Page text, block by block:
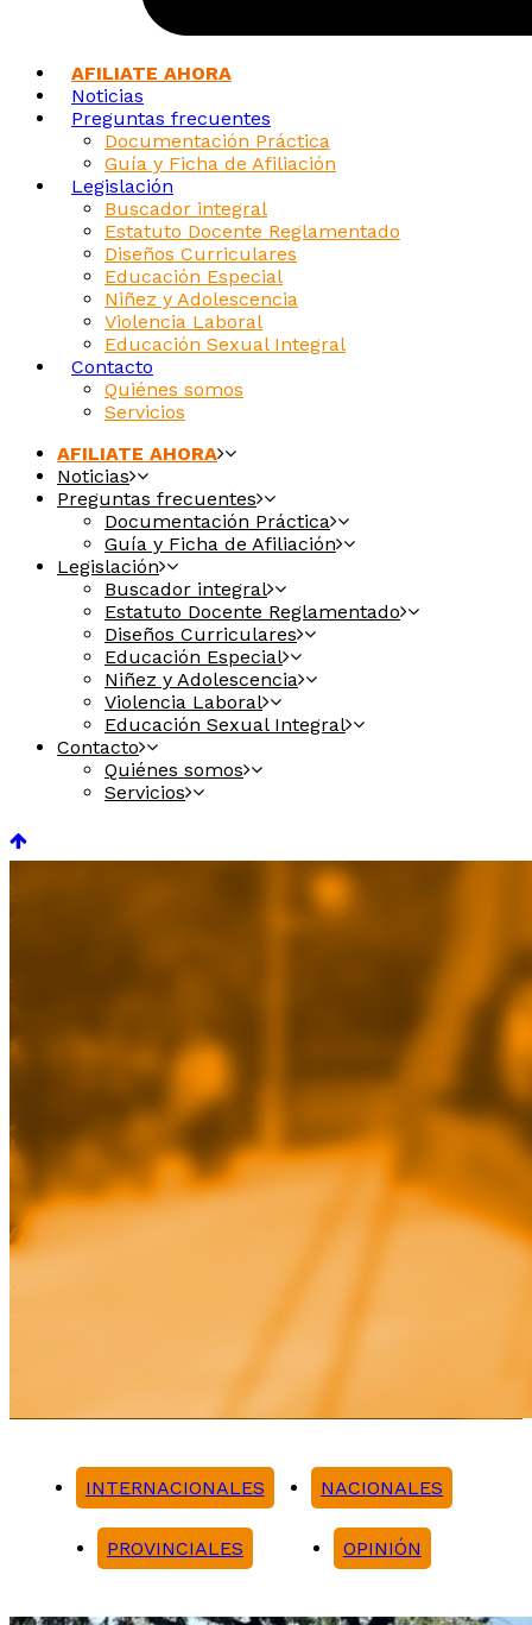
AFILIATE AHORA
Noticias
Preguntas frecuentes
Documentación Práctica
Guía y Ficha de Afiliación
Legislación
Buscador integral
Estatuto Docente Reglamentado
Diseños Curriculares
Educación Especial
Niñez y Adolescencia
Violencia Laboral
Educación Sexual Integral
Contacto
Quiénes somos
Servicios
AFILIATE AHORA
Noticias
Preguntas frecuentes
Documentación Práctica
Guía y Ficha de Afiliación
Legislación
Buscador integral
Estatuto Docente Reglamentado
Diseños Curriculares
Educación Especial
Niñez y Adolescencia
Violencia Laboral
Educación Sexual Integral
Contacto
Quiénes somos
Servicios
INTERNACIONALES NACIONALES
PROVINCIALES OPINIÓN